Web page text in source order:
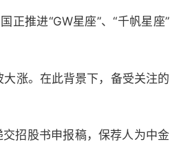
正推进“GW星座”、“千帆星座”
涨。在此背景下，备受关注的
招股书申报稿，保荐人为中金